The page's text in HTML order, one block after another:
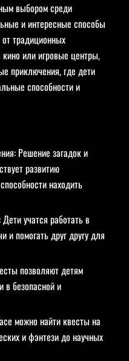
выбором среди
и интересные способы
традиционных
или игровые центры,
приключения, где дети
способности и
Решение загадок и
развитию
находить
учатся работать в
и помогать друг другу для
позволяют детям
в безопасной и
можно найти квесты на
и фэнтези до научных